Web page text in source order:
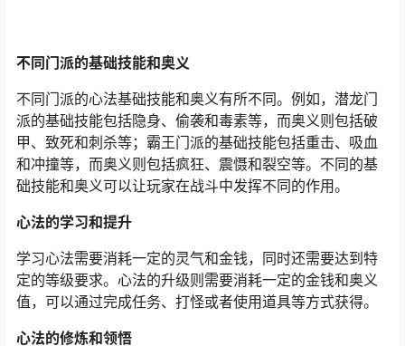
不同门派的基础技能和奥义
不同门派的心法基础技能和奥义有所不同。例如，潜龙门
派的基础技能包括隐身、偷袭和毒素等，而奥义则包括破
甲、致死和刺杀等；霸王门派的基础技能包括重击、吸血
和冲撞等，而奥义则包括疯狂、震慑和裂空等。不同的基
础技能和奥义可以让玩家在战斗中发挥不同的作用。
心法的学习和提升
学习心法需要消耗一定的灵气和金钱，同时还需要达到特
定的等级要求。心法的升级则需要消耗一定的金钱和奥义
值，可以通过完成任务、打怪或者使用道具等方式获得。
心法的修炼和领悟